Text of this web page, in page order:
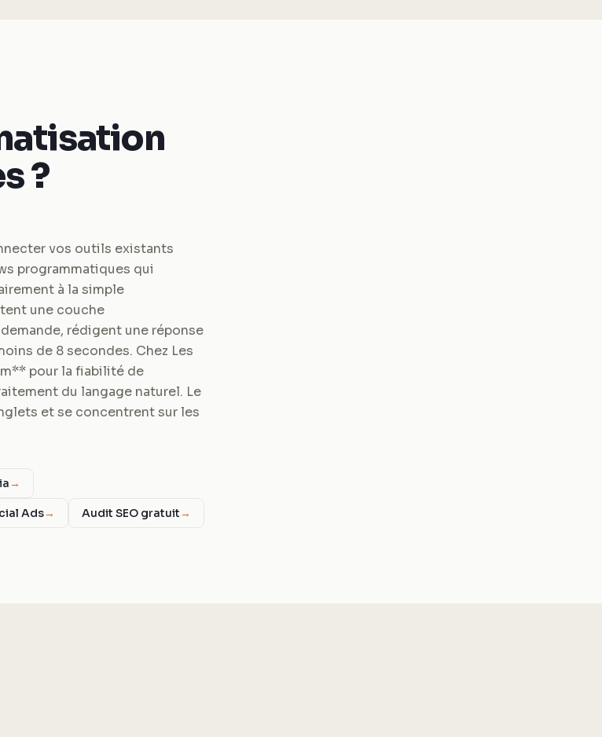
?
vos outils existants
programmatiques qui
à la simple
une couche
rédigent une réponse
de 8 secondes. Chez Les
pour la fiabilité de
du langage naturel. Le
et se concentrent sur les
→
Ads→ Audit SEO gratuit→